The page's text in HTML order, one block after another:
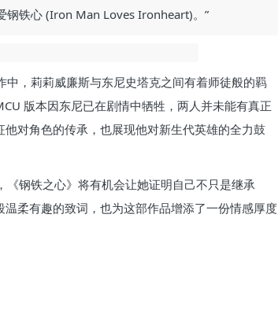
钢铁心 (Iron Man Loves Ironheart)。”
，莉莉威廉斯与东尼史塔克之间有着师徒般的羁
版本因东尼已在剧情中牺牲，两人并未能有真正
对角色的传承，也展现他对新生代英雄的全力鼓
钢铁之心》将有机会让她证明自己不只是继承
柔有趣的致词，也为这部作品增添了一份情感厚度